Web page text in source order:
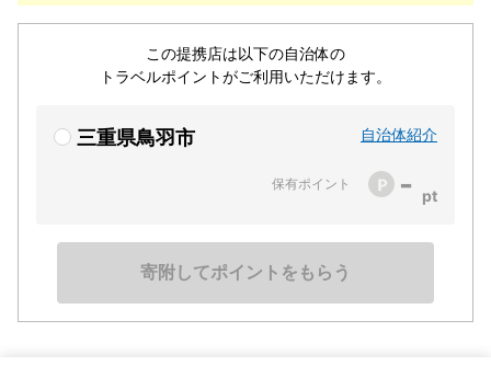
この提携店は以下の自治体の
トラベルポイントがご利用いただけます。
三重県鳥羽市 自治体紹介
保有ポイント -
寄附してポイントをもらう